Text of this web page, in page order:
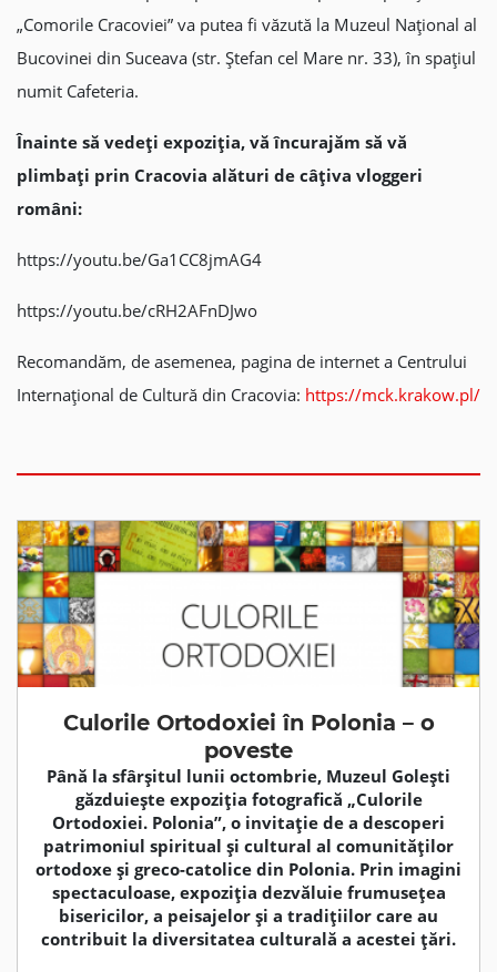
„Comorile Cracoviei” va putea fi văzută la Muzeul Național al
Bucovinei din Suceava (str. Ștefan cel Mare nr. 33), în spațiul
numit Cafeteria.
Înainte să vedeți expoziția, vă încurajăm să vă
plimbați prin Cracovia alături de câțiva vloggeri
români:
https://youtu.be/Ga1CC8jmAG4
https://youtu.be/cRH2AFnDJwo
Recomandăm, de asemenea, pagina de internet a Centrului
Internațional de Cultură din Cracovia: https://mck.krakow.pl/
Culorile Ortodoxiei în Polonia – o
poveste
Până la sfârșitul lunii octombrie, Muzeul Golești
găzduiește expoziția fotografică „Culorile
Ortodoxiei. Polonia”, o invitație de a descoperi
patrimoniul spiritual și cultural al comunităților
ortodoxe și greco-catolice din Polonia. Prin imagini
spectaculoase, expoziția dezvăluie frumusețea
bisericilor, a peisajelor și a tradițiilor care au
contribuit la diversitatea culturală a acestei țări.